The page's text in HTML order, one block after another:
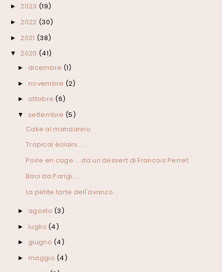
► 2023 (19)
► 2022 (30)
► 2021 (38)
▼ 2020 (41)
► dicembre (1)
► novembre (2)
► ottobre (6)
▼ settembre (5)
Cake al mandarino
Tropical éclairs......
Poire en cage.....da un dessert di Francois Perret
Baci da Parigi.....
La petite tarte dell'avanzo...
► agosto (3)
► luglio (4)
► giugno (4)
► maggio (4)